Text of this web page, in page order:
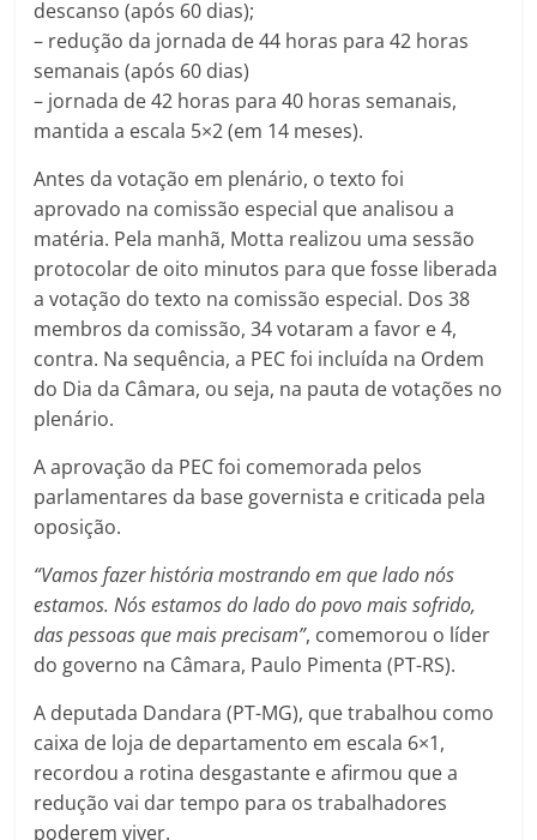
descanso (após 60 dias);
– redução da jornada de 44 horas para 42 horas
semanais (após 60 dias)
– jornada de 42 horas para 40 horas semanais,
mantida a escala 5×2 (em 14 meses).
Antes da votação em plenário, o texto foi
aprovado na comissão especial que analisou a
matéria. Pela manhã, Motta realizou uma sessão
protocolar de oito minutos para que fosse liberada
a votação do texto na comissão especial. Dos 38
membros da comissão, 34 votaram a favor e 4,
contra. Na sequência, a PEC foi incluída na Ordem
do Dia da Câmara, ou seja, na pauta de votações no
plenário.
A aprovação da PEC foi comemorada pelos
parlamentares da base governista e criticada pela
oposição.
“Vamos fazer história mostrando em que lado nós
estamos. Nós estamos do lado do povo mais sofrido,
das pessoas que mais precisam”, comemorou o líder
do governo na Câmara, Paulo Pimenta (PT-RS).
A deputada Dandara (PT-MG), que trabalhou como
caixa de loja de departamento em escala 6×1,
recordou a rotina desgastante e afirmou que a
redução vai dar tempo para os trabalhadores
poderem viver.